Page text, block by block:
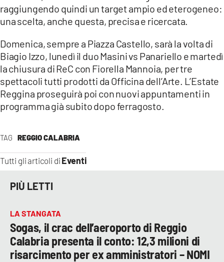
TAG REGGIO CALABRIA
Tutti gli articoli di Eventi
raggiungendo quindi un target ampio ed eterogeneo:
una scelta, anche questa, precisa e ricercata.
Domenica, sempre a Piazza Castello, sarà la volta di
Biagio Izzo, lunedì il duo Masini vs Panariello e martedì
la chiusura di ReC con Fiorella Mannoia, per tre
spettacoli tutti prodotti da Officina dell’Arte. L’Estate
Reggina proseguirà poi con nuovi appuntamenti in
programma già subito dopo ferragosto.
PIÙ LETTI
LA STANGATA
Sogas, il crac dell’aeroporto di Reggio
Calabria presenta il conto: 12,3 milioni di
risarcimento per ex amministratori – NOMI